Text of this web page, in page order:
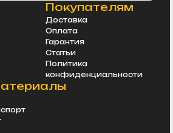
Покупателям
Доставка
Оплата
Гарантия
Статьи
Политика
конфиденциальности